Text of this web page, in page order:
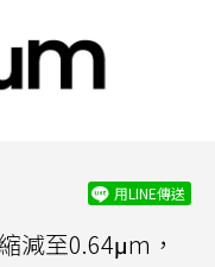
用LINE傳送
減至0.64μm，